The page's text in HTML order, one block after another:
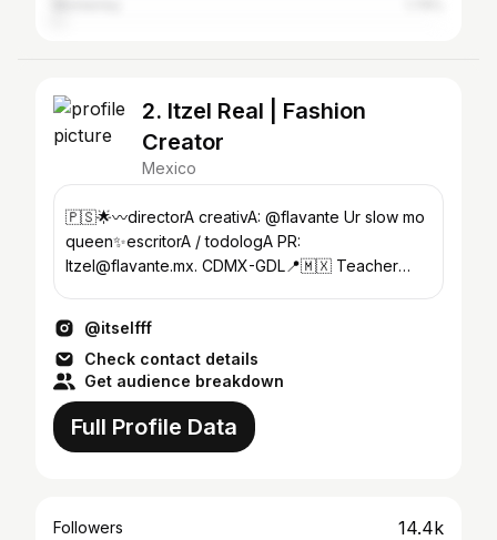
2. Itzel Real | Fashion
Creator
Mexico
🇵🇸🌟〰️directorA creativA: @flavante Ur slow mo
queen✨escritorA / todologA PR:
Itzel@flavante.mx. CDMX-GDL📍🇲🇽 Teacher
@itselfff
Check contact details
Get audience breakdown
Full Profile Data
Followers 14.4k